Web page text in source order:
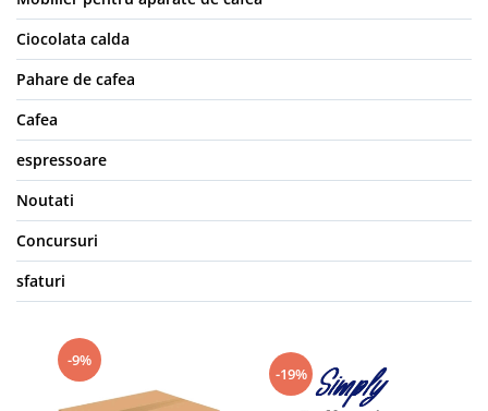
Ciocolata calda
Pahare de cafea
Cafea
espressoare
Noutati
Concursuri
sfaturi
-9%
-19%